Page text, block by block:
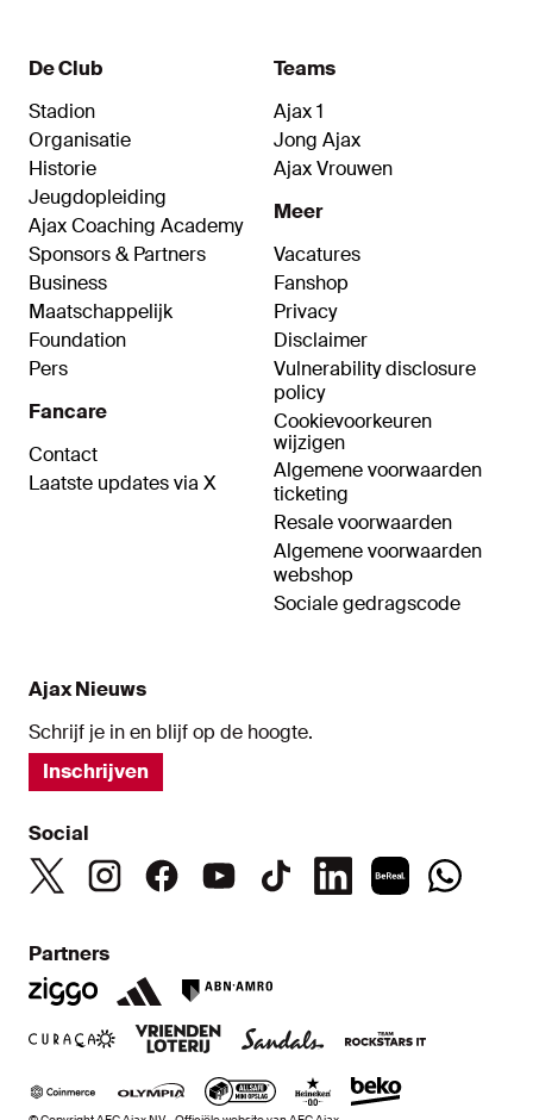
De Club
Stadion
Organisatie
Historie
Jeugdopleiding
Ajax Coaching Academy
Sponsors & Partners
Business
Maatschappelijk
Foundation
Pers
Fancare
Contact
Laatste updates via X
Teams
Ajax 1
Jong Ajax
Ajax Vrouwen
Meer
Vacatures
Fanshop
Privacy
Disclaimer
Vulnerability disclosure
policy
Cookievoorkeuren
wijzigen
Algemene voorwaarden
ticketing
Resale voorwaarden
Algemene voorwaarden
webshop
Sociale gedragscode
Ajax Nieuws
Schrijf je in en blijf op de hoogte.
Inschrijven
Social
Partners